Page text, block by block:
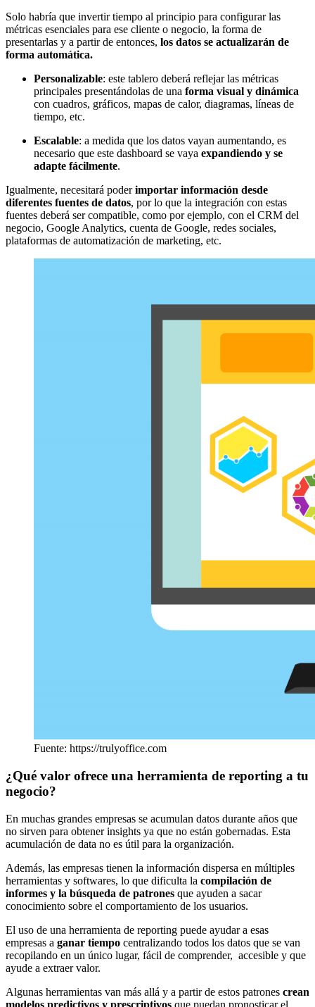
Solo habría que invertir tiempo al principio para configurar las
métricas esenciales para ese cliente o negocio, la forma de
presentarlas y a partir de entonces, los datos se actualizarán de
forma automática.
Personalizable: este tablero deberá reflejar las métricas
principales presentándolas de una forma visual y dinámica
con cuadros, gráficos, mapas de calor, diagramas, líneas de
tiempo, etc.
Escalable: a medida que los datos vayan aumentando, es
necesario que este dashboard se vaya expandiendo y se
adapte fácilmente.
Igualmente, necesitará poderimportar información desde
diferentes fuentes de datos, por lo que la integración con estas
fuentes deberá ser compatible, como por ejemplo, con el CRM del
negocio, Google Analytics, cuenta de Google, redes sociales,
plataformas de automatización de marketing, etc.
Fuente: https://trulyoffice.com
¿Qué valor ofrece una herramienta de reporting a tu
negocio?
En muchas grandes empresas se acumulan datos durante años que
no sirven para obtener insights ya que no están gobernadas. Esta
acumulación de data no es útil para la organización.
Además, las empresas tienen la información dispersa en múltiples
herramientas y softwares, lo que dificulta la compilación de
informes y la búsqueda de patrones que ayuden a sacar
conocimiento sobre el comportamiento de los usuarios.
El uso de una herramienta de reporting puede ayudar a esas
empresas a ganar tiempo centralizando todos los datos que se van
recopilando en un único lugar, fácil de comprender, accesible y que
ayude a extraer valor.
Algunas herramientas van más allá y a partir de estos patrones crean
modelos predictivos y prescriptivos que puedan pronosticar el